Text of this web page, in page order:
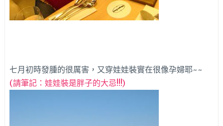
七月初時發腫的很厲害，又穿娃娃裝實在很像孕婦耶~~
(請筆記：娃娃裝是胖子的大忌!!!)